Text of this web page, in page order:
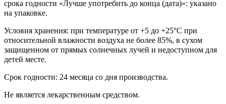
срока годности «Лучше употребить до конца (дата)»: указано
на упаковке.
Условия хранения: при температуре от +5 до +25°С при
относительной влажности воздуха не более 85%, в сухом
защищенном от прямых солнечных лучей и недоступном для
детей месте.
Срок годности: 24 месяца со дня производства.
Не является лекарственным средством.